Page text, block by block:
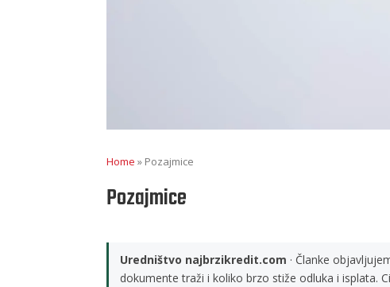
Home » Pozajmice
Pozajmice
Uredništvo najbrzikredit.com · Članke
dokumente traži i koliko brzo stiže odluka i isplata.